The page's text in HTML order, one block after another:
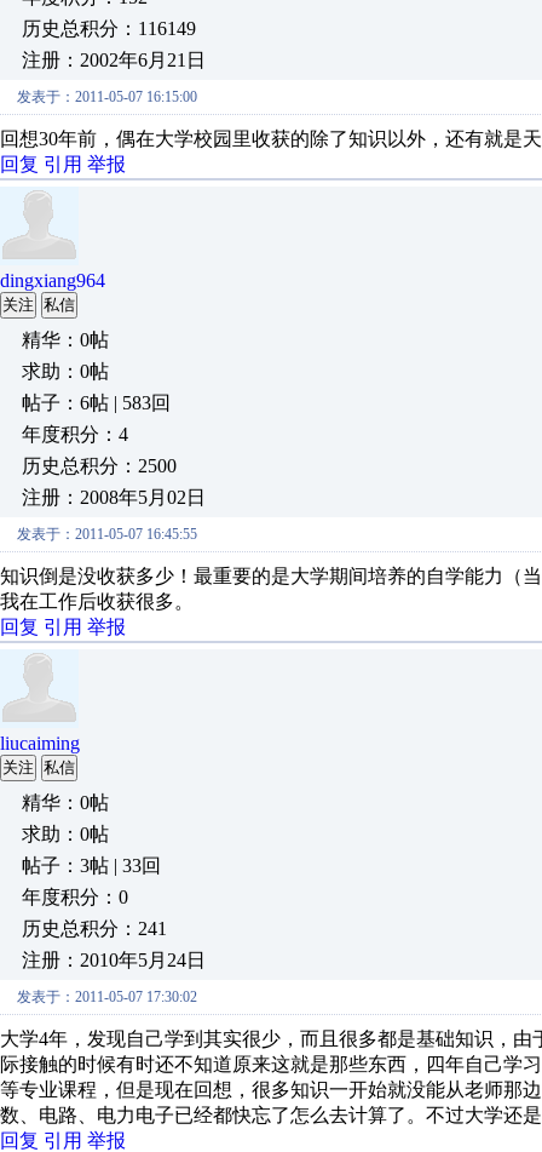
历史总积分：116149
注册：2002年6月21日
发表于：2011-05-07 16:15:00
回想30年前，偶在大学校园里收获的除了知识以外，还有就是
回复 引用 举报
dingxiang964
关注 私信
精华：0帖
求助：0帖
帖子：6帖 | 583回
年度积分：4
历史总积分：2500
注册：2008年5月02日
发表于：2011-05-07 16:45:55
知识倒是没收获多少！最重要的是大学期间培养的自学能力（
我在工作后收获很多。
回复 引用 举报
liucaiming
关注 私信
精华：0帖
求助：0帖
帖子：3帖 | 33回
年度积分：0
历史总积分：241
注册：2010年5月24日
发表于：2011-05-07 17:30:02
大学4年，发现自己学到其实很少，而且很多都是基础知识，
际接触的时候有时还不知道原来这就是那些东西，四年自己学
等专业课程，但是现在回想，很多知识一开始就没能从老师那
数、电路、电力电子已经都快忘了怎么去计算了。不过大学还
回复 引用 举报